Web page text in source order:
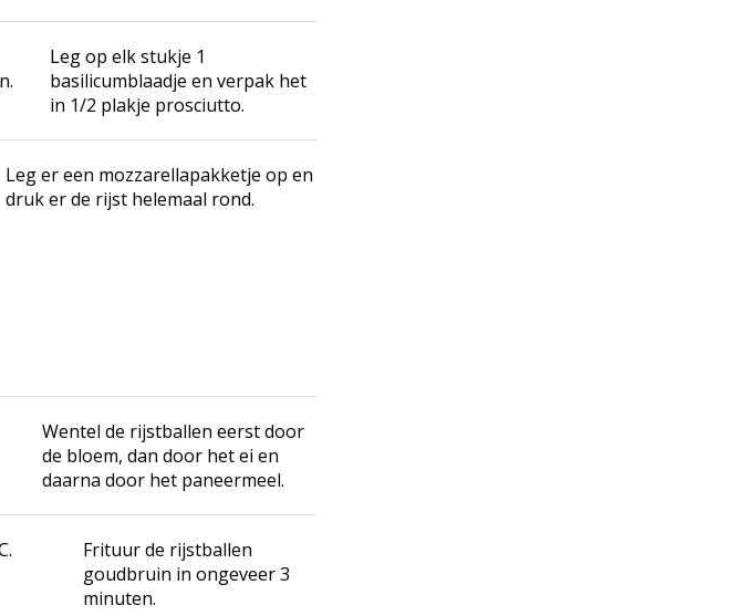
Leg op elk stukje 1
basilicumblaadje en verpak het
in 1/2 plakje prosciutto.
Leg er een mozzarellapakketje op en
druk er de rijst helemaal rond.
Wentel de rijstballen eerst door
de bloem, dan door het ei en
daarna door het paneermeel.
Frituur de rijstballen
goudbruin in ongeveer 3
minuten.